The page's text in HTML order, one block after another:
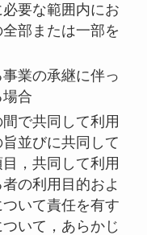
要な範囲内にお
部または一部を
業の承継に伴っ
合
で共同して利用
並びに共同して
，共同して利用
の利用目的およ
いて責任を有す
いて，あらかじ